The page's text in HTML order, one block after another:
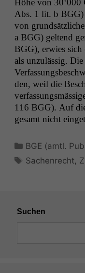
Abs. 1 lit. b BGG
von
a BGG) gel­tend
BGG), erwies
als unzuläs­sig.
den, weil die
116 BGG). Auf
ge­samt nicht
Kategorien
BGE (amtl.
Schlagwörter
Sachenrecht,
Suchen